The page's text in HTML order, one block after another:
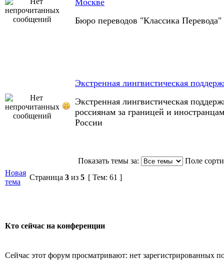
Москве
Бюро переводов "Классика Перевода"
Экстренная лингвистическая
Экстренная лингвистическая
россиянам за границей и
России
Показать темы за:
Поле
Новая
тема
Страница 3 из 5 [ Тем: 61 ]
Кто сейчас на конференции
Сейчас этот форум просматривают: нет зарегистрированных